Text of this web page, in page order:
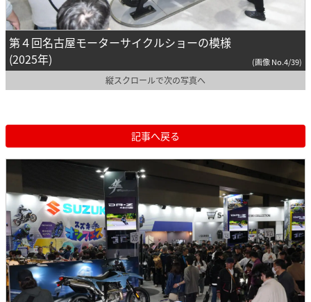
第４回名古屋モーターサイクルショーの模様
(2025年)
(画像 No.4/39)
縦スクロールで次の写真へ
記事へ戻る